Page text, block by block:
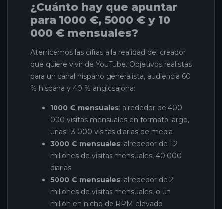
¿Cuánto hay que apuntar
para 1000 €, 5000 € y 10
000 € mensuales?
Aterricemos las cifras a la realidad del creador
que quiere vivir de YouTube. Objetivos realistas
para un canal hispano generalista, audiencia 60
% hispana y 40 % anglosajona:
1000 € mensuales: alrededor de 400
000 visitas mensuales en formato largo,
unas 13 000 visitas diarias de media
3000 € mensuales: alrededor de 1,2
millones de visitas mensuales, 40 000
diarias
5000 € mensuales: alrededor de 2
millones de visitas mensuales, o un
millón en nicho de RPM elevado